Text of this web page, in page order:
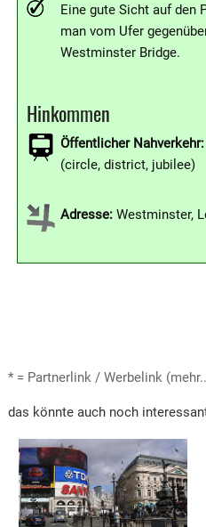
Eine gute Sicht auf den
man vom Ufer
Westminster Bridge.
Hinkommen
Öffentlicher Nahverkehr:
(circle, district, jubilee)
Adresse: Westminster,
* = Partnerlink / Werbelink
das könnte auch noch